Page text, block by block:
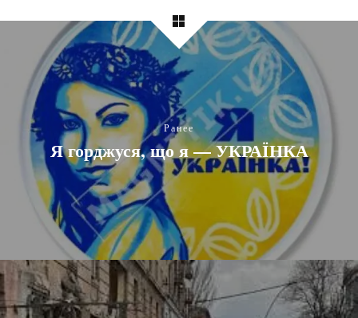
Ранее
Я горджуся, що я — УКРАЇНКА